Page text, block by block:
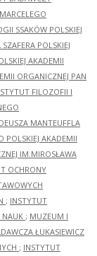
SSAKÓW POLSKIEJ
POLSKIEJ
AKADEMII
ORGANICZNEJ PAN
FILOZOFII I
MANTEUFFLA
POLSKIEJ AKADEMII
IM.MIROSŁAWA
OCHRONY
; INSTYTUT
NAUK ; MUZEUM I
ŁUKASIEWICZ
; INSTYTUT